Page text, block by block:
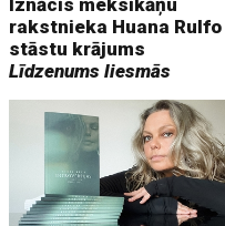
rakstnieka Huana Rulfo
stāstu krājums
Līdzenums liesmās